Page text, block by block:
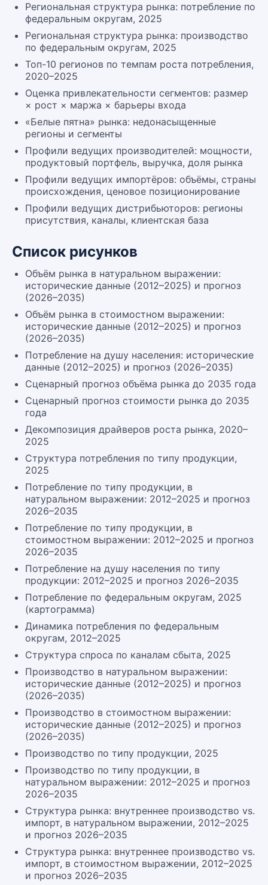
Региональная структура рынка: потребление по
федеральным округам, 2025
Региональная структура рынка: производство
по федеральным округам, 2025
Топ-10 регионов по темпам роста потребления,
2020–2025
Оценка привлекательности сегментов: размер
× рост × маржа × барьеры входа
«Белые пятна» рынка: недонасыщенные
регионы и сегменты
Профили ведущих производителей: мощности,
продуктовый портфель, выручка, доля рынка
Профили ведущих импортёров: объёмы, страны
происхождения, ценовое позиционирование
Профили ведущих дистрибьюторов: регионы
присутствия, каналы, клиентская база
Список рисунков
Объём рынка в натуральном выражении:
исторические данные (2012–2025) и прогноз
(2026–2035)
Объём рынка в стоимостном выражении:
исторические данные (2012–2025) и прогноз
(2026–2035)
Потребление на душу населения: исторические
данные (2012–2025) и прогноз (2026–2035)
Сценарный прогноз объёма рынка до 2035 года
Сценарный прогноз стоимости рынка до 2035
года
Декомпозиция драйверов роста рынка, 2020–
2025
Структура потребления по типу продукции,
2025
Потребление по типу продукции, в
натуральном выражении: 2012–2025 и прогноз
2026–2035
Потребление по типу продукции, в
стоимостном выражении: 2012–2025 и прогноз
2026–2035
Потребление на душу населения по типу
продукции: 2012–2025 и прогноз 2026–2035
Потребление по федеральным округам, 2025
(картограмма)
Динамика потребления по федеральным
округам, 2012–2025
Структура спроса по каналам сбыта, 2025
Производство в натуральном выражении:
исторические данные (2012–2025) и прогноз
(2026–2035)
Производство в стоимостном выражении:
исторические данные (2012–2025) и прогноз
(2026–2035)
Производство по типу продукции, 2025
Производство по типу продукции, в
натуральном выражении: 2012–2025 и прогноз
2026–2035
Структура рынка: внутреннее производство vs.
импорт, в натуральном выражении, 2012–2025
и прогноз 2026–2035
Структура рынка: внутреннее производство vs.
импорт, в стоимостном выражении, 2012–2025
и прогноз 2026–2035